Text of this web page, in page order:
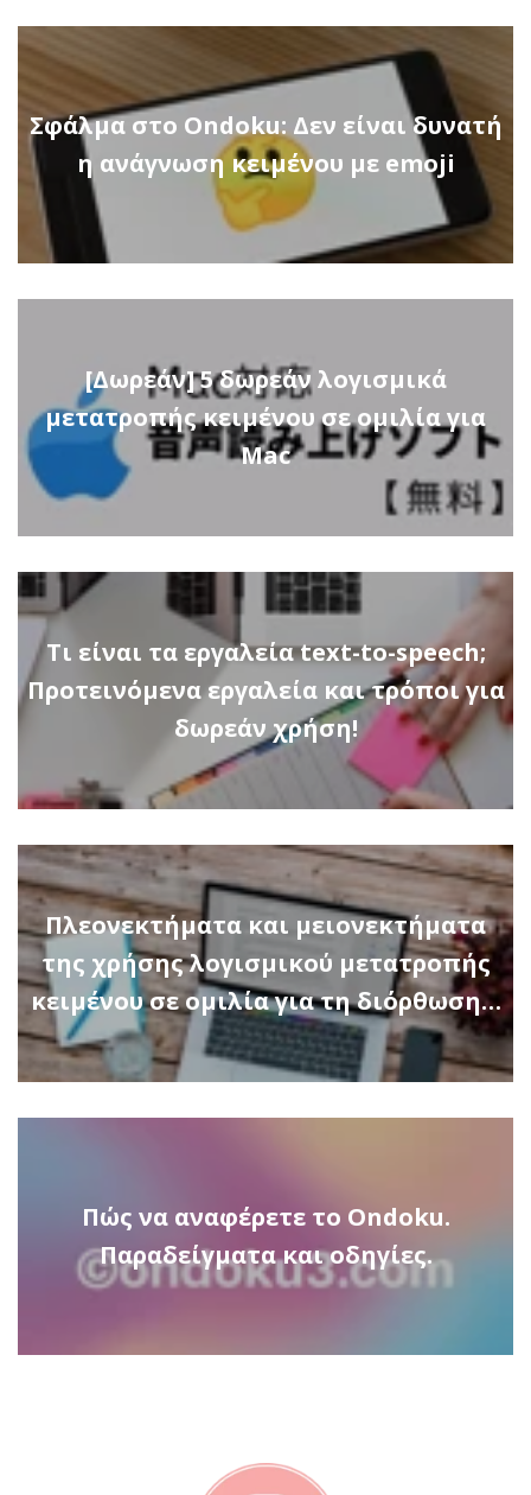
Σφάλμα στο Ondoku: Δεν είναι δυνατή
η ανάγνωση κειμένου με emoji
[Δωρεάν] 5 δωρεάν λογισμικά
μετατροπής κειμένου σε ομιλία για
Mac
Τι είναι τα εργαλεία text-to-speech;
Προτεινόμενα εργαλεία και τρόποι για
δωρεάν χρήση!
Πλεονεκτήματα και μειονεκτήματα
της χρήσης λογισμικού μετατροπής
κειμένου σε ομιλία για τη διόρθωση…
Πώς να αναφέρετε το Ondoku.
Παραδείγματα και οδηγίες.